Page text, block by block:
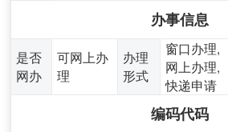
办事信息
是否
网办
可网上办
理
办理
形式
窗口办理,
网上办理,
快递申请
编码代码